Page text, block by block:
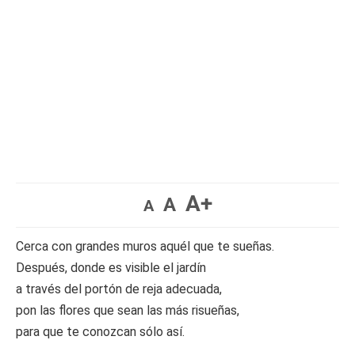
A A A+
Cerca con grandes muros aquél que te sueñas.
Después, donde es visible el jardín
a través del portón de reja adecuada,
pon las flores que sean las más risueñas,
para que te conozcan sólo así.